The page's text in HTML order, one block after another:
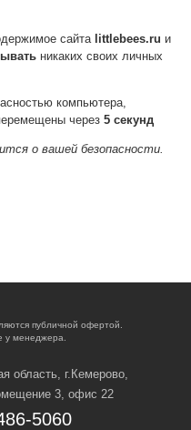
сайта littlebees.ru и
никаких своих личных
компьютера,
через 5 секунд
о вашей безопасности.
публичной офертой.
у менеджера.
область, г.Кемерово,
3, офис 22
5060